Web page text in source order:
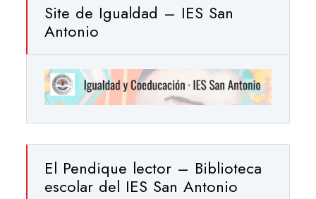
Site de Igualdad – IES San
Antonio
El Pendique lector – Biblioteca
escolar del IES San Antonio